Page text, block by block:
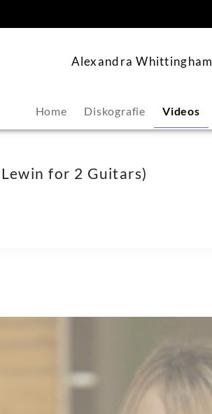
Alexandra Whittingham
Home Diskografie Videos
for 2 Guitars)